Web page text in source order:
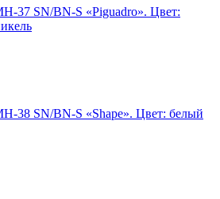
37 SN/BN-S «Piguadro». Цвет:
38 SN/BN-S «Shape». Цвет: белый